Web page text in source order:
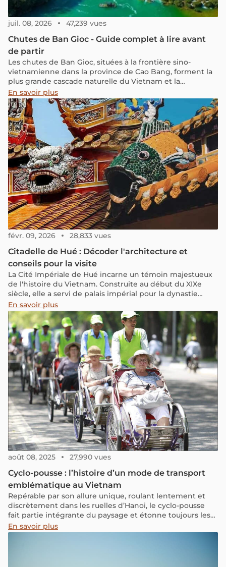
juil. 08, 2026 47,239 vues
Chutes de Ban Gioc - Guide complet à lire avant
de partir
Les chutes de Ban Gioc, situées à la frontière sino-
vietnamienne dans la province de Cao Bang, forment la
plus grande cascade naturelle du Vietnam et la
quatrième plus grande cascade frontalière au monde. Ce
guide complet rassemble toutes les informations
pratiques (meilleure période, prix, transport,
hébergement) pour organiser votre visite.
En savoir plus
févr. 09, 2026 28,833 vues
Citadelle de Hué : Décoder l'architecture et
conseils pour la visite
La Cité Impériale de Hué incarne un témoin majestueux
de l'histoire du Vietnam. Construite au début du XIXe
siècle, elle a servi de palais impérial pour la dynastie
Nguyen jusqu'à sa chute en 1945. Plus d'un siècle après,
cette imposante cité se dresse comme un gardien, prête
à vous dévoiler les secrets et récits captivants de son
passé. Cet article vous invite à découvrir les aspects
méconnus de cet héritage du patrimoine mondial de
l'UNESCO, ainsi que des informations pratiques pour
réussir pleinement votre visite.
En savoir plus
août 08, 2025 27,990 vues
Cyclo-pousse : l’histoire d’un mode de transport
emblématique au Vietnam
Repérable par son allure unique, roulant lentement et
discrètement dans les ruelles d’Hanoi, le cyclo-pousse
fait partie intégrante du paysage et étonne toujours les
voyageurs lorsqu’ils visitent la capitale. Il est, avec le
chapeau conique et la tenue vietnamienne traditionnelle
En savoir plus